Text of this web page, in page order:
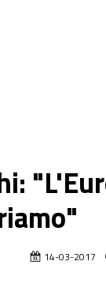
14-03-2017